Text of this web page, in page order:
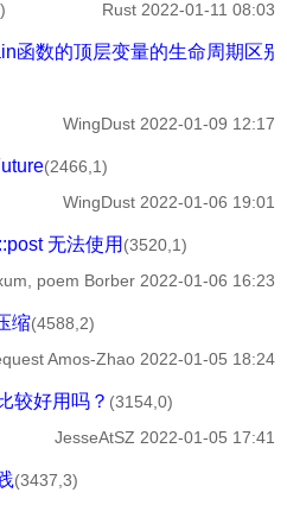
Rust 2022-01-11 08:03
函数的顶层变量的生命周期区别
WingDust 2022-01-09 12:17
(2466,1)
WingDust 2022-01-06 19:01
无法使用 (3520,1)
poem Borber 2022-01-06 16:23
缩(4588,2)
Amos-Zhao 2022-01-05 18:24
较好用吗？ (3154,0)
JesseAtSZ 2022-01-05 17:41
(3437,3)